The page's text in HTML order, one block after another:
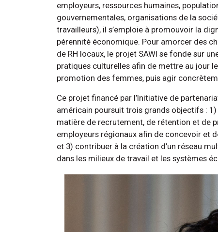
employeurs, ressources humaines,
gouvernementales, organisations de la
travailleurs), il s’emploie à promouvoir la
pérennité économique. Pour amorcer des
de RH locaux, le projet SAWI se fonde sur
pratiques culturelles afin de mettre au jour
promotion des femmes, puis agir
Ce projet financé par l’Initiative de
américain poursuit trois grands objectifs :
matière de recrutement, de rétention et de
employeurs régionaux afin de concevoir et
et 3) contribuer à la création d’un réseau
dans les milieux de travail et les systèmes